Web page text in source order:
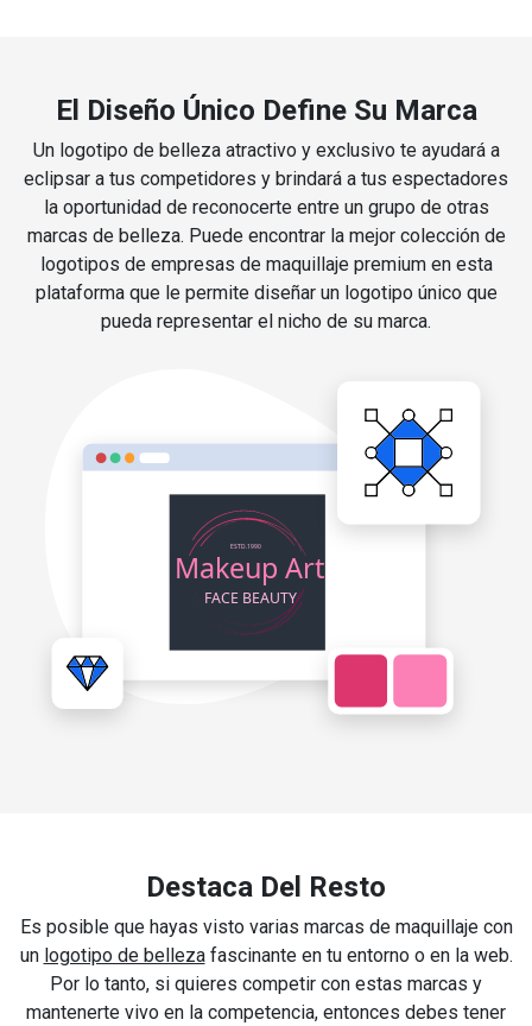
El Diseño Único Define Su Marca
Un logotipo de belleza atractivo y exclusivo te ayudará a
eclipsar a tus competidores y brindará a tus espectadores
la oportunidad de reconocerte entre un grupo de otras
marcas de belleza. Puede encontrar la mejor colección de
logotipos de empresas de maquillaje premium en esta
plataforma que le permite diseñar un logotipo único que
pueda representar el nicho de su marca.
Destaca Del Resto
Es posible que hayas visto varias marcas de maquillaje con
un logotipo de bellezafascinante en tu entorno o en la web.
Por lo tanto, si quieres competir con estas marcas y
mantenerte vivo en la competencia, entonces debes tener